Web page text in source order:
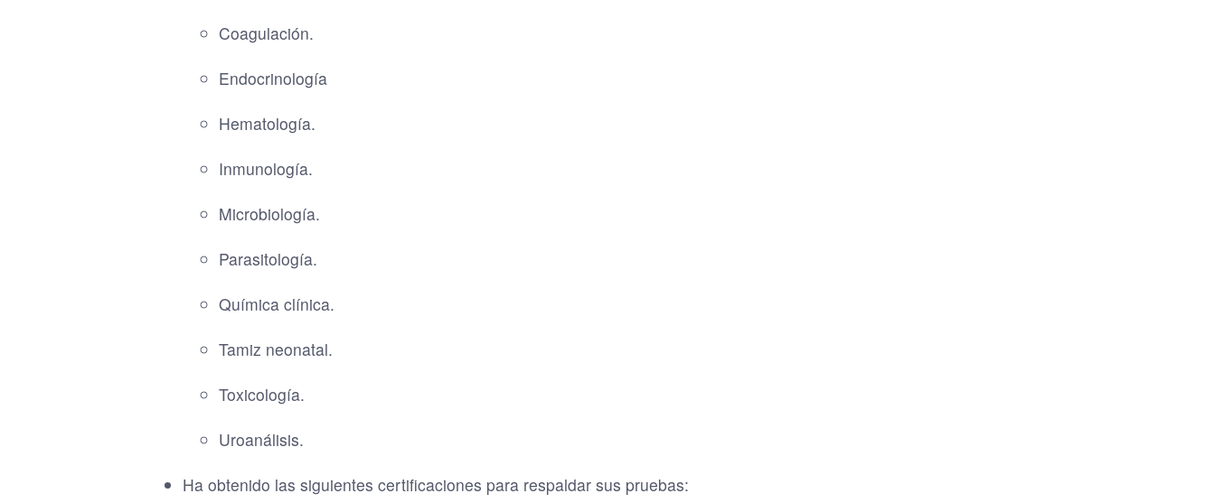
Coagulación.
Endocrinología
Hematología.
Inmunología.
Microbiología.
Parasitología.
Química clínica.
Tamiz neonatal.
Toxicología.
Uroanálisis.
Ha obtenido las siguientes certificaciones para respaldar sus pruebas: